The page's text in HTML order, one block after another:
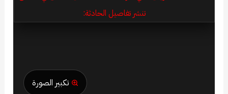
تكبير الصورة